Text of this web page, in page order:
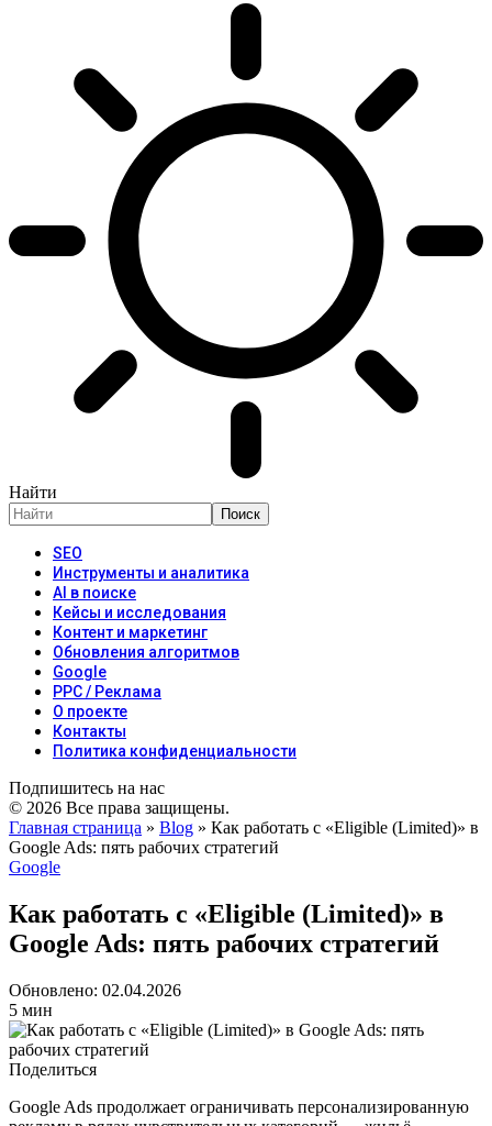
Найти
SEO
Инструменты и аналитика
AI в поиске
Кейсы и исследования
Контент и маркетинг
Обновления алгоритмов
Google
PPC / Реклама
О проекте
Контакты
Политика конфиденциальности
Подпишитесь на нас
© 2026 Все права защищены.
Главная страница » Blog » Как работать с «Eligible (Limited)» в
Google Ads: пять рабочих стратегий
Google
Как работать с «Eligible (Limited)» в
Google Ads: пять рабочих стратегий
Обновлено: 02.04.2026
5 мин
Поделиться
Google Ads продолжает ограничивать персонализированную